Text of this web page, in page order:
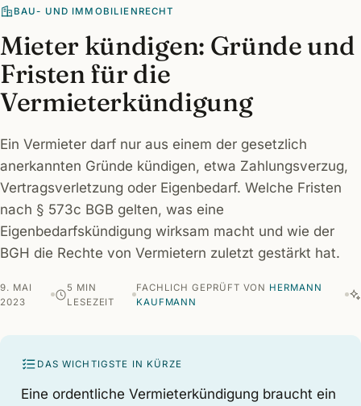
BAU- UND IMMOBILIENRECHT
Mieter kündigen: Gründe und
Fristen für die
Vermieterkündigung
Ein Vermieter darf nur aus einem der gesetzlich
anerkannten Gründe kündigen, etwa Zahlungsverzug,
Vertragsverletzung oder Eigenbedarf. Welche Fristen
nach § 573c BGB gelten, was eine
Eigenbedarfskündigung wirksam macht und wie der
BGH die Rechte von Vermietern zuletzt gestärkt hat.
9. MAI
2023
5 MIN
LESEZEIT
FACHLICH GEPRÜFT VON HERMANN
KAUFMANN
DAS WICHTIGSTE IN KÜRZE
Eine ordentliche Vermieterkündigung braucht ein